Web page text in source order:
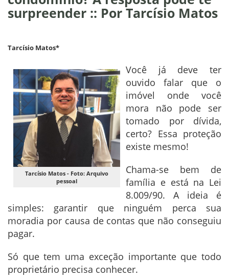
surpreender :: Por Tarcísio Matos
Tarcísio Matos*
Tarcísio Matos - Foto: Arquivo
pessoal
Você já deve ter
ouvido falar que o
imóvel onde você
mora não pode ser
tomado por dívida,
certo? Essa proteção
existe mesmo!
Chama-se bem de
família e está na Lei
8.009/90. A ideia é
simples: garantir que ninguém perca sua
moradia por causa de contas que não conseguiu
pagar.
Só que tem uma exceção importante que todo
proprietário precisa conhecer.